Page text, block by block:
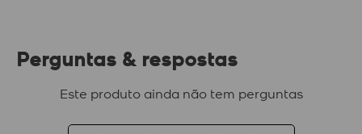
Perguntas & respostas
Este produto ainda não tem perguntas